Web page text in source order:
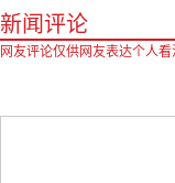
新闻评论
网友评论仅供网友表达个人